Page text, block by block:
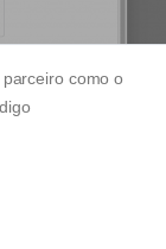
como o